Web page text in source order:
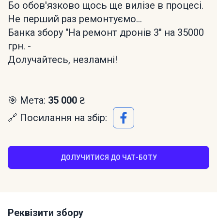
Бо обов'язково щось ще вилізе в процесі.
Не перший раз ремонтуємо...
Банка збору "На ремонт дронів 3" на 35000
грн. -
Долучайтесь, незламні!
🎯 Мета: 35 000 ₴
🔗 Посилання на збір:
ДОЛУЧИТИСЯ ДО ЧАТ-БОТУ
Реквізити збору